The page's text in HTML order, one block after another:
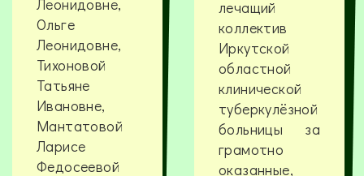
Леонидовне,
Ольге
Леонидовне,
Тихоновой
Татьяне
Ивановне,
Мантатовой
Ларисе
Федосеевой
лечащий
коллектив
Иркутской
областной
клинической
туберкулёзной
больницы за
грамотно
оказанные,